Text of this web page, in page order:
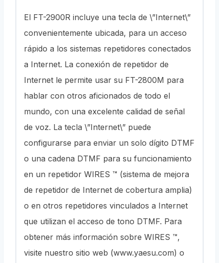
El FT-2900R incluye una tecla de \”Internet\”
convenientemente ubicada, para un acceso
rápido a los sistemas repetidores conectados
a Internet. La conexión de repetidor de
Internet le permite usar su FT-2800M para
hablar con otros aficionados de todo el
mundo, con una excelente calidad de señal
de voz. La tecla \”Internet\” puede
configurarse para enviar un solo dígito DTMF
o una cadena DTMF para su funcionamiento
en un repetidor WIRES ™ (sistema de mejora
de repetidor de Internet de cobertura amplia)
o en otros repetidores vinculados a Internet
que utilizan el acceso de tono DTMF. Para
obtener más información sobre WIRES ™,
visite nuestro sitio web (www.yaesu.com) o